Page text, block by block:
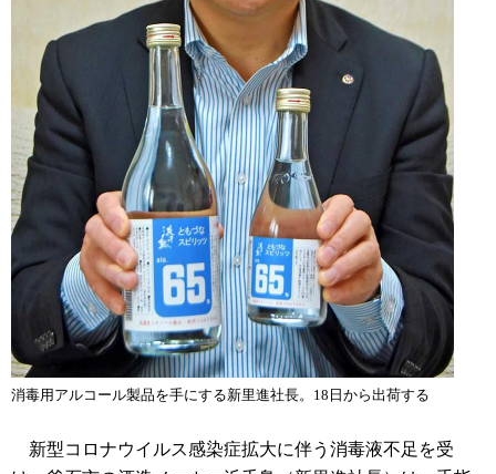
消毒用アルコール製品を手にする新里進社長。18日から出荷する
新型コロナウイルス感染症拡大に伴う消毒液不足を受